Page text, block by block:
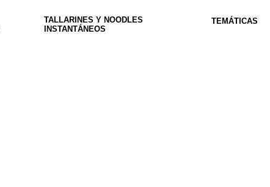
TALLARINES Y NOODLES
INSTANTÁNEOS
TEMÁTICAS